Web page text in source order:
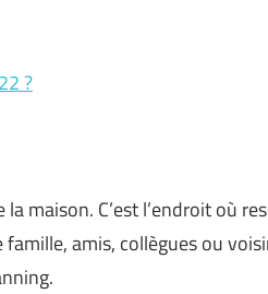
?
la maison. C’est l’endroit où
amis, collègues ou